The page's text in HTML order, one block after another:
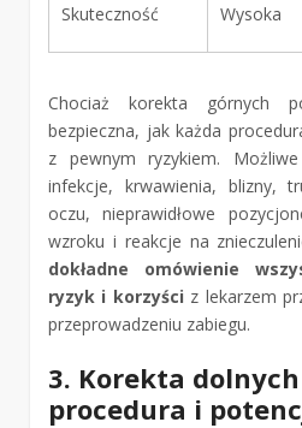
Skuteczność Wysoka
Chociaż korekta górnych
bezpieczna, jak każda
z pewnym ryzykiem.
infekcje, krwawienia, blizny,
oczu, nieprawidłowe
wzroku i reakcje na
dokładne omówienie
ryzyk i korzyści z lekarzem
przeprowadzeniu zabiegu.
3. Korekta
procedura i